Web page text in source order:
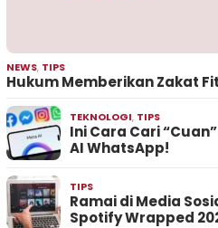
NEWS, TIPS
Hukum Memberikan Zakat
TEKNOLOGI, TIPS
Ini Cara Cari
AI WhatsApp!
TIPS
Ramai di Media
Spotify Wrapped